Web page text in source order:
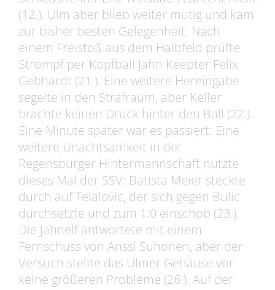
(12.). Ulm aber blieb weiter mutig und kam
zur bisher besten Gelegenheit: Nach
einem Freistoß aus dem Halbfeld prüfte
Strompf per Kopfball Jahn Keepter Felix
Gebhardt (21.). Eine weitere Hereingabe
segelte in den Strafraum, aber Keller
brachte keinen Druck hinter den Ball (22.).
Eine Minute später war es passiert: Eine
weitere Unachtsamkeit in der
Regensburger Hintermannschaft nutzte
dieses Mal der SSV: Batista Meier steckte
durch auf Telalovic, der sich gegen Bulic
durchsetzte und zum 1:0 einschob (23.).
Die Jahnelf antwortete mit einem
Fernschuss von Anssi Suhonen, aber der
Versuch stellte das Ulmer Gehäuse vor
keine größeren Probleme (26.). Auf der